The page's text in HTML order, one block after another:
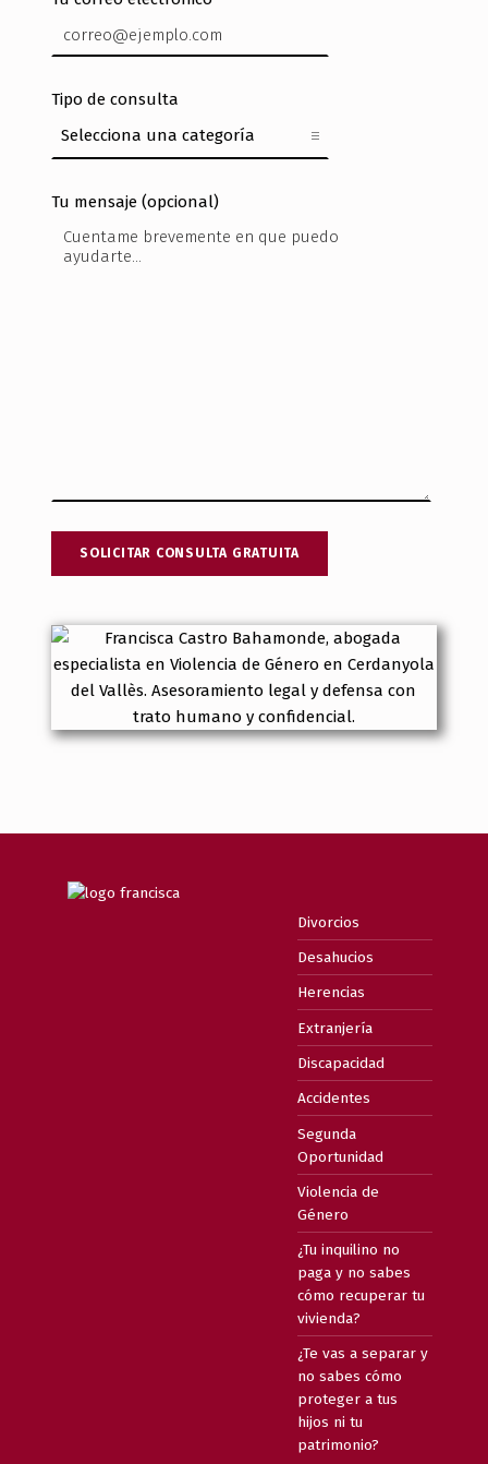
Tipo de consulta
Tu mensaje (opcional)
Divorcios
Desahucios
Herencias
Extranjería
Discapacidad
Accidentes
Segunda
Oportunidad
Violencia de
Género
¿Tu inquilino no
paga y no sabes
cómo recuperar tu
vivienda?
¿Te vas a separar y
no sabes cómo
proteger a tus
hijos ni tu
patrimonio?